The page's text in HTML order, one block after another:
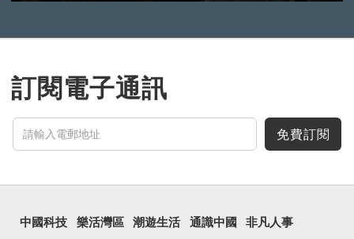
訂閱電子通訊
免費訂閱
中國科技 樂活灣區 潮遊生活 通識中國 非凡人事